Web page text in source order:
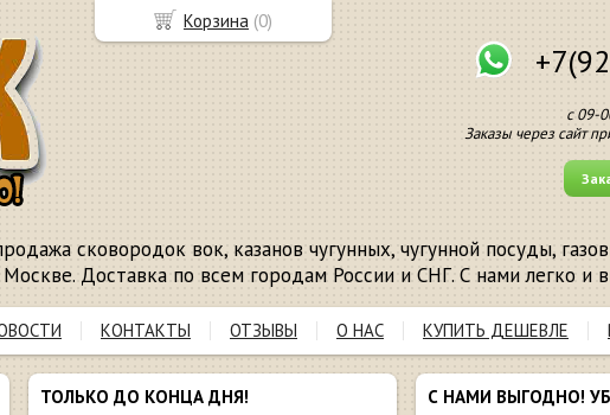
с 09-
Заказы через сайт
сковородок вок, казанов чугунных, чугунной посуды,
Доставка по всем городам России и СНГ. С нами легко и
КОНТАКТЫ ОТЗЫВЫ О НАС КУПИТЬ ДЕШЕВЛЕ
ТОЛЬКО ДО КОНЦА ДНЯ! С НАМИ ВЫГОДНО!
Корзина (0)